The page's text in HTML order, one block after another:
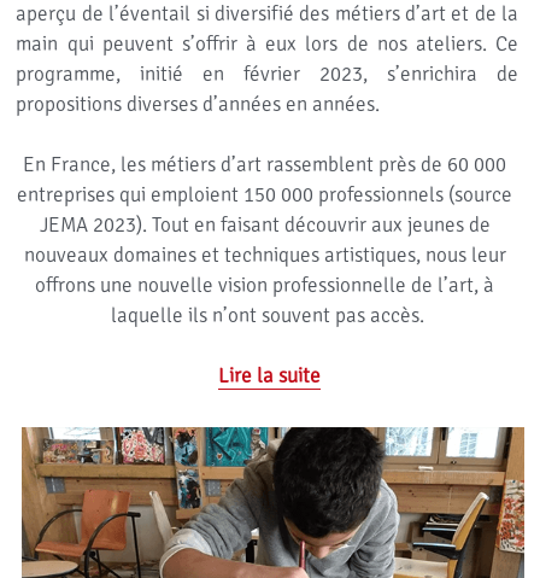
aperçu de l’éventail si diversifié des métiers d’art et de la
main qui peuvent s’offrir à eux lors de nos ateliers. Ce
programme, initié en février 2023, s’enrichira de
propositions diverses d’années en années.
En France, les métiers d’art rassemblent près de 60 000
entreprises qui emploient 150 000 professionnels (source
JEMA 2023). Tout en faisant découvrir aux jeunes de
nouveaux domaines et techniques artistiques, nous leur
offrons une nouvelle vision professionnelle de l’art, à
laquelle ils n’ont souvent pas accès.
Lire la suite